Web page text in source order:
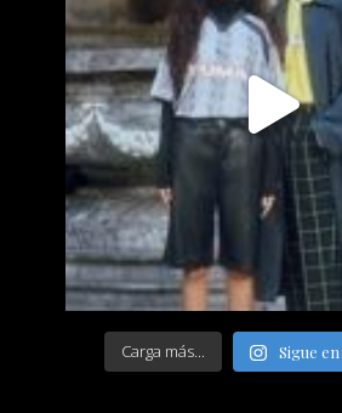
Carga más... Sigue